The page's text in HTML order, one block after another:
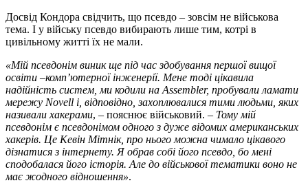
Досвід Кондора свідчить, що псевдо – зовсім не військова
тема. І у війську псевдо вибирають лише тим, котрі в
цивільному житті їх не мали.
«Мій псевдонім виник ще під час здобування першої вищої
освіти –комп’ютерної інженерії. Мене тоді цікавила
надійність систем, ми кодили на Assembler, пробували ламати
мережу Novell і, відповідно, захоплювалися тими людьми, яких
називали хакерами, – пояснює військовий. – Тому мій
псевдонім є псевдонімом одного з дуже відомих американських
хакерів. Це Кевін Мітнік, про нього можна чимало цікавого
дізнатися з інтернету. Я обрав собі його псевдо, бо мені
сподобалася його історія. Але до військової тематики воно не
має жодного відношення».